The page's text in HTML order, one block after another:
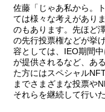
佐藤「じゃあ私から。
ては様々な考えがあり
のもあります。先ほど
の先行投票権などが挙
容としては、IEO期間
が提供されるなど、あ
た方にはスペシャル
までさまざまな投票や
それらを継続して行い